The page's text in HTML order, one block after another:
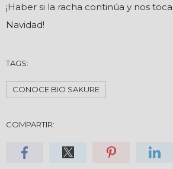
¡Haber si la racha continúa y nos
Navidad!
TAGS:
CONOCE BIO SAKURE
COMPARTIR: